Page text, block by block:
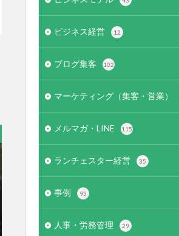
ビジネス経営 12
ブログ集客 102
マーケティング（集客・営業）
メルマガ・LINE 115
ランチェスター経営 35
事例 93
人事・労務管理 29